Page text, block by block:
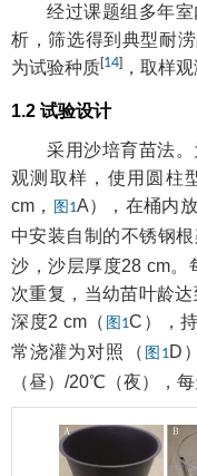
经过课题组多年
析，筛选得到典型耐
为试验种质[14] ，取样
1.2 试验设计
采用沙培育苗法
观测取样，使用圆柱
cm，
图1A），在桶内
中安装自制的不锈钢
沙，沙层厚度28 cm。
次重复，当幼苗叶龄
深度2 cm（ 图1C），
常浇灌为对照（ 图1D
（昼）/20℃（夜），